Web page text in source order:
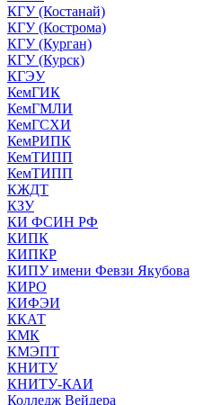
КГУ (Костанай)
КГУ (Кострома)
КГУ (Курган)
КГУ (Курск)
КГЭУ
КемГИК
КемГМЛИ
КемГСХИ
КемРИПК
КемТИПП
КемТИПП
КЖДТ
КЗУ
КИ ФСИН РФ
КИПК
КИПКР
КИПУ имени Февзи Якубова
КИРО
КИФЭИ
ККАТ
КМК
КМЭПТ
КНИТУ
КНИТУ-КАИ
Колледж Вейдера